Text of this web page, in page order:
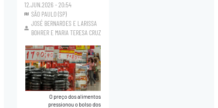
12.JUN.2026 - 20:54
SÃO PAULO (SP)
JOSÉ BERNARDES E LARISSA
BOHRER E MARIA TERESA CRUZ
O preço dos alimentos
pressionou o bolso dos